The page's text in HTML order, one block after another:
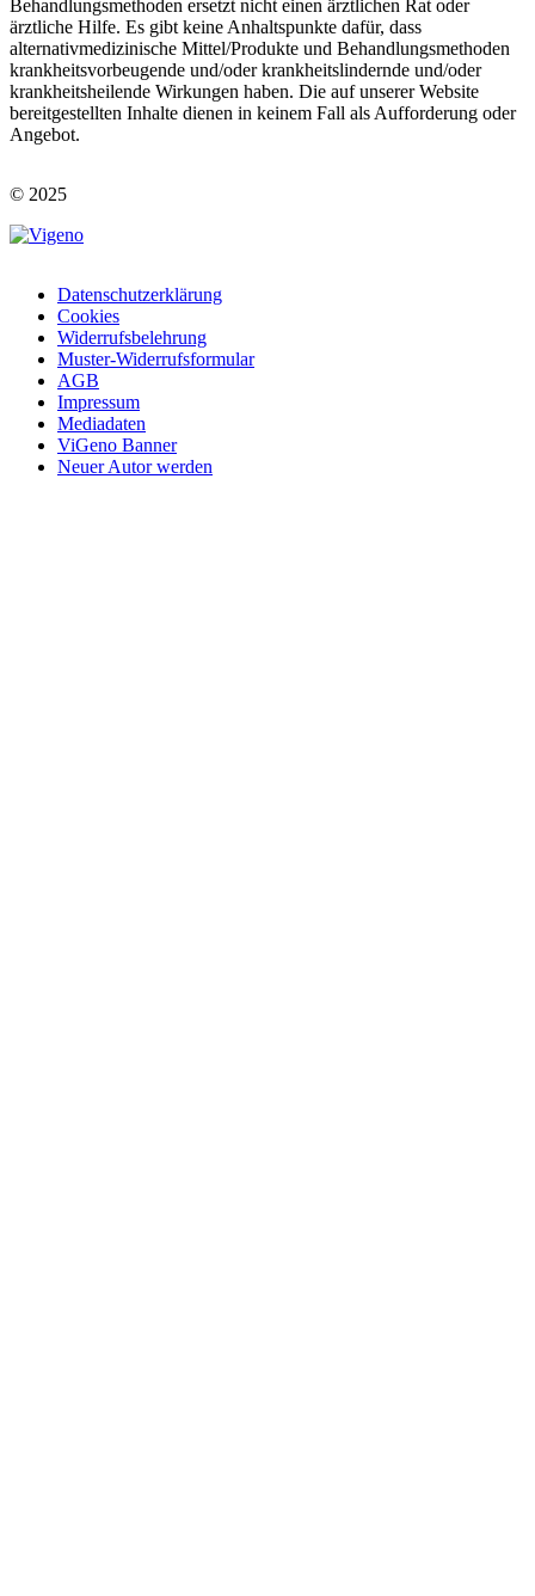
Behandlungsmethoden ersetzt nicht einen ärztlichen Rat oder
ärztliche Hilfe. Es gibt keine Anhaltspunkte dafür, dass
alternativmedizinische Mittel/Produkte und Behandlungsmethoden
krankheitsvorbeugende und/oder krankheitslindernde und/oder
krankheitsheilende Wirkungen haben. Die auf unserer Website
bereitgestellten Inhalte dienen in keinem Fall als Aufforderung oder
Angebot.
© 2025
2023
Datenschutzerklärung
Cookies
Widerrufsbelehrung
Muster-Widerrufsformular
AGB
Impressum
Mediadaten
ViGeno Banner
Neuer Autor werden